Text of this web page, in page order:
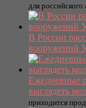
для
В России
вооружений
Ежедневные
выглядеть
приходится